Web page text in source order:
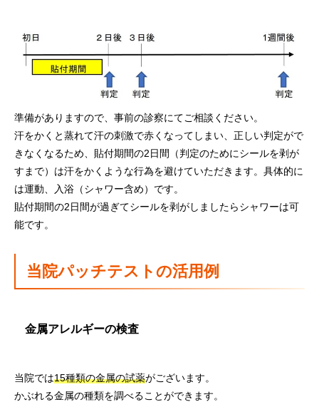
準備がありますので、事前の診察にてご相談ください。
汗をかくと蒸れて汗の刺激で赤くなってしまい、正しい判定がで
きなくなるため、貼付期間の2日間（判定のためにシールを剥が
すまで）は汗をかくような行為を避けていただきます。具体的に
は運動、入浴（シャワー含め）です。
貼付期間の2日間が過ぎてシールを剥がしましたらシャワーは可
能です。
当院パッチテストの活用例
金属アレルギーの検査
当院では15種類の金属の試薬がございます。
かぶれる金属の種類を調べることができます。